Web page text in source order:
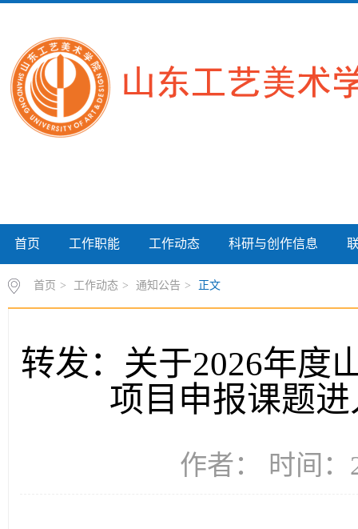
首页 工作职能 工作动态 科研与创作信息
首页 > 工作动态 > 通知公告 > 正文
转发：关于2026年度
项目申报课题
作者： 时间：